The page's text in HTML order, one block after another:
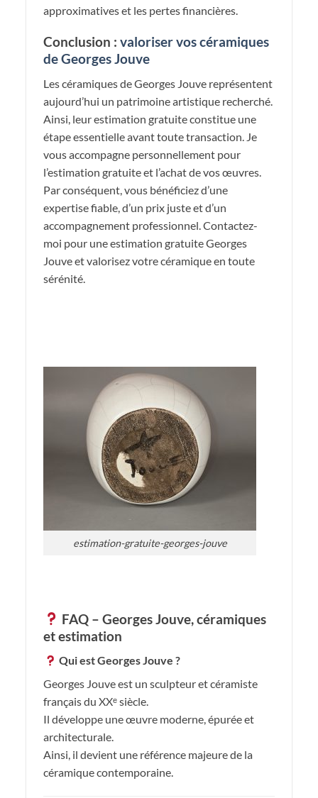
approximatives et les pertes financières.
Conclusion : valoriser vos céramiques
de Georges Jouve
Les céramiques de Georges Jouve représentent
aujourd’hui un patrimoine artistique recherché.
Ainsi, leur estimation gratuite constitue une
étape essentielle avant toute transaction. Je
vous accompagne personnellement pour
l’estimation gratuite et l’achat de vos œuvres.
Par conséquent, vous bénéficiez d’une
expertise fiable, d’un prix juste et d’un
accompagnement professionnel. Contactez-
moi pour une estimation gratuite Georges
Jouve et valorisez votre céramique en toute
sérénité.
estimation-gratuite-georges-jouve
FAQ – Georges Jouve, céramiques
et estimation
Qui est Georges Jouve ?
Georges Jouve est un sculpteur et céramiste
français du XXᵉ siècle.
Il développe une œuvre moderne, épurée et
architecturale.
Ainsi, il devient une référence majeure de la
céramique contemporaine.